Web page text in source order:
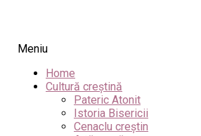
Meniu
Home
Cultură creștină
Pateric Atonit
Istoria Bisericii
Cenaclu creștin